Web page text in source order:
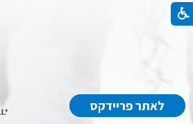
לאתר פריידקס